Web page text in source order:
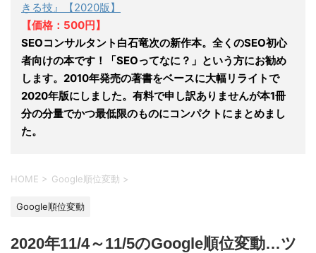
きる技』【2020版】
【価格：500円】
SEOコンサルタント白石竜次の新作本。全くのSEO初心
者向けの本です！「SEOってなに？」という方にお勧め
します。2010年発売の著書をベースに大幅リライトで
2020年版にしました。有料で申し訳ありませんが本1冊
分の分量でかつ最低限のものにコンパクトにまとめまし
た。
HOME > Google順位変動 >
Google順位変動
2020年11/4～11/5のGoogle順位変動…ツ